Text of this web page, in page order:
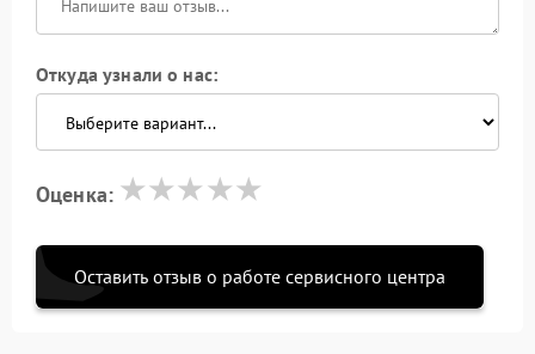
Откуда узнали о нас:
Оценка:
Оставить отзыв о работе сервисного центра